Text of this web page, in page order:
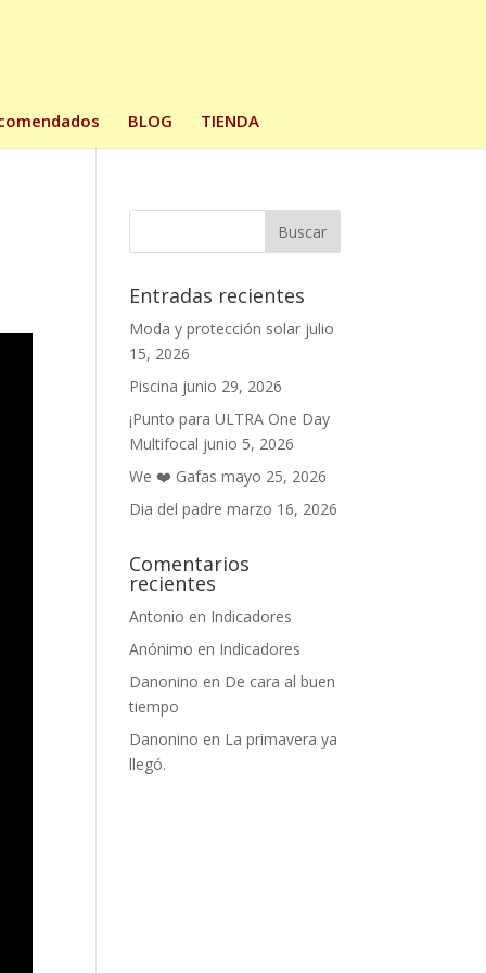
BLOG TIENDA
Entradas recientes
Moda y protección solar julio
15, 2026
Piscina junio 29, 2026
¡Punto para ULTRA One Day
Multifocal junio 5, 2026
We ❤️ Gafas mayo 25, 2026
Dia del padre marzo 16, 2026
Comentarios
recientes
Antonio en Indicadores
Anónimo en Indicadores
Danonino en De cara al buen
tiempo
Danonino en La primavera ya
llegó.